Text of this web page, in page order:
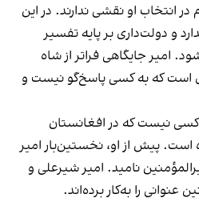
انتخاب او نقشی ندارند. در این
و دولت‌داری بر پایه تفسیر
امیر جایگاهی فراتر از شاه
است که به کسی پاسخ‌گو نیست و
نیست که در افغانستان
است. پیش از او، نخستین‌بار امیر
نامید. امیر شیرعلی و
عنوانی را به‌کار برده‌اند.